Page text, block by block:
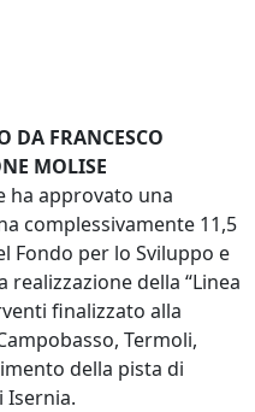
DA FRANCESCO
MOLISE
ha approvato una
complessivamente 11,5
Fondo per lo Sviluppo e
realizzazione della “Linea
finalizzato alla
Termoli,
della pista di
Isernia.